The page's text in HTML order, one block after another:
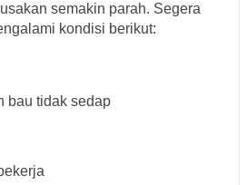
semakin parah. Segera
kondisi berikut:
bau tidak sedap